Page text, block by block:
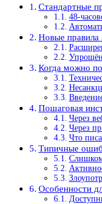
Стандартные
48-
Новые правила
Когда можно
Пошаговая
Через
Через
Что
Типичные
Особенности